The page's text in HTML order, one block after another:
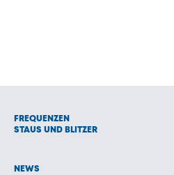
FREQUENZEN
STAUS UND BLITZER
NEWS